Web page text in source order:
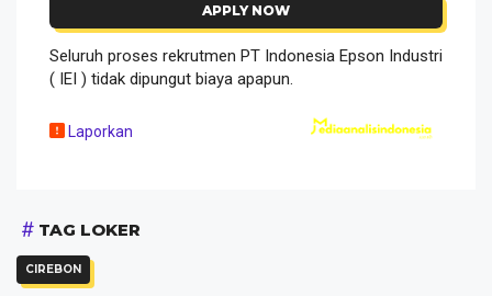
APPLY NOW
Seluruh proses rekrutmen PT Indonesia Epson Industri
( IEI ) tidak dipungut biaya apapun.
Laporkan
TAG LOKER
CIREBON